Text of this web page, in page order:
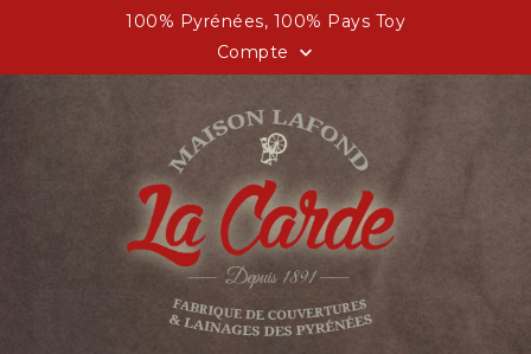
100% Pyrénées, 100% Pays Toy
Compte
